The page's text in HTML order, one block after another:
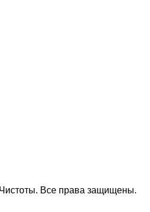
Все права защищены.